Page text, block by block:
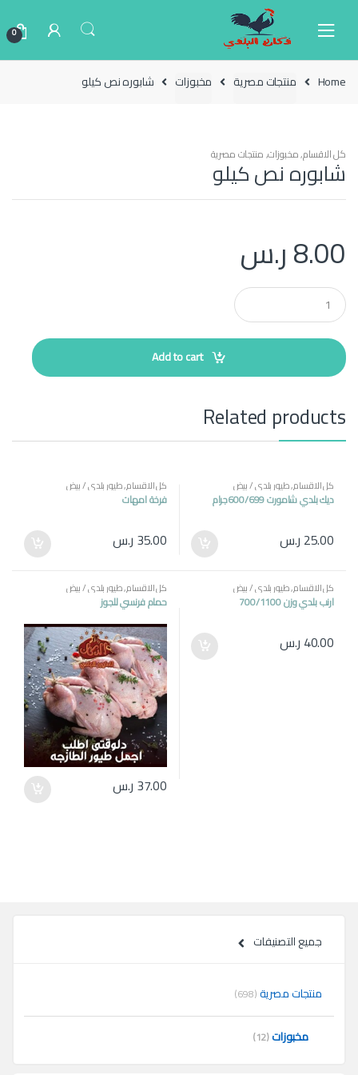
0
Home منتجات مصرية مخبوزات شابوره نص كيلو
كل الاقسام,مخبوزات,منتجات مصرية
شابوره نص كيلو
8.00ر.س
Q
u
a
t
i
Add to cart
Related products
كل الاقسام,طيور بلدي / بيض
ديك بلدي شامورت 600/699جرام
25.00 ر.س
كل الاقسام,طيور بلدي / بيض
فرخة امهات
35.00 ر.س
كل الاقسام,طيور بلدي / بيض
ارنب بلدي وزن 700/1100
40.00 ر.س
كل الاقسام,طيور بلدي / بيض
حمام فرنسي للجوز
37.00 ر.س
جميع التصنيفات
منتجات مصرية(698)
مخبوزات(12)